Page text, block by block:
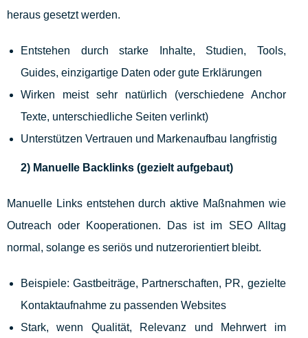
heraus gesetzt werden.
Entstehen durch starke Inhalte, Studien, Tools,
Guides, einzigartige Daten oder gute Erklärungen
Wirken meist sehr natürlich (verschiedene Anchor
Texte, unterschiedliche Seiten verlinkt)
Unterstützen Vertrauen und Markenaufbau langfristig
2) Manuelle Backlinks (gezielt aufgebaut)
Manuelle Links entstehen durch aktive Maßnahmen wie
Outreach oder Kooperationen. Das ist im SEO Alltag
normal, solange es seriös und nutzerorientiert bleibt.
Beispiele: Gastbeiträge, Partnerschaften, PR, gezielte
Kontaktaufnahme zu passenden Websites
Stark, wenn Qualität, Relevanz und Mehrwert im